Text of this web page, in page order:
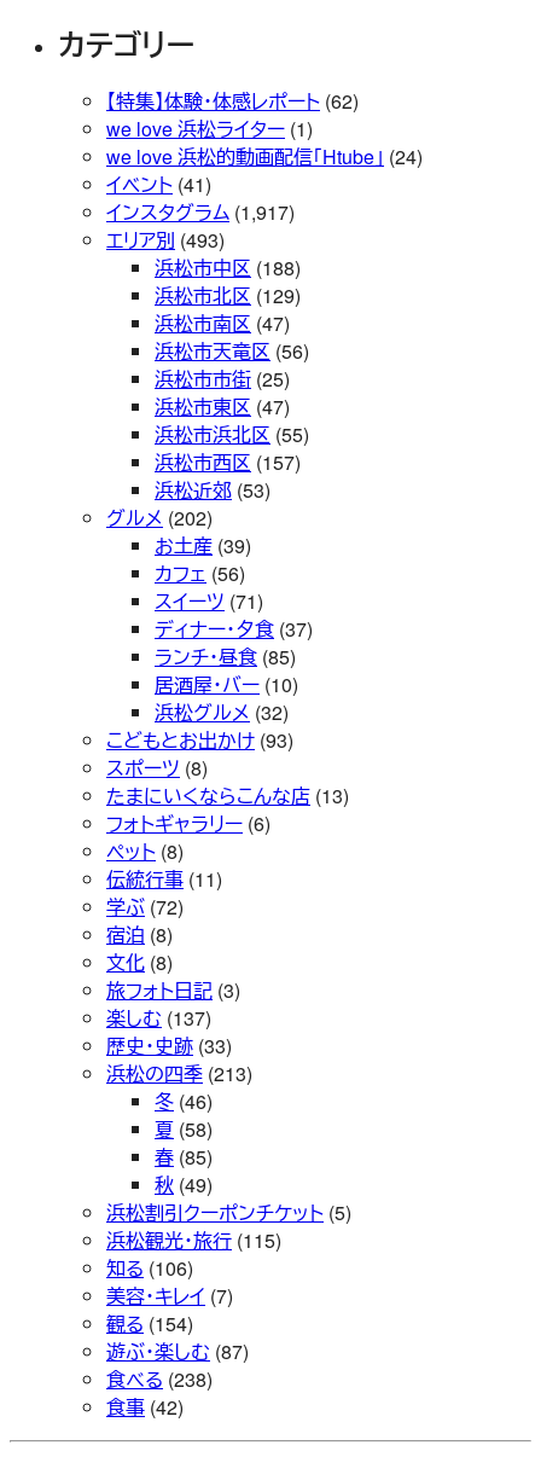
カテゴリー
【特集】体験・体感レポート (62)
we love 浜松ライター (1)
we love 浜松的動画配信「Htube」 (24)
イベント (41)
インスタグラム (1,917)
エリア別 (493)
浜松市中区 (188)
浜松市北区 (129)
浜松市南区 (47)
浜松市天竜区 (56)
浜松市市街 (25)
浜松市東区 (47)
浜松市浜北区 (55)
浜松市西区 (157)
浜松近郊 (53)
グルメ (202)
お土産 (39)
カフェ (56)
スイーツ (71)
ディナー・夕食 (37)
ランチ・昼食 (85)
居酒屋・バー (10)
浜松グルメ (32)
こどもとお出かけ (93)
スポーツ (8)
たまにいくならこんな店 (13)
フォトギャラリー (6)
ペット (8)
伝統行事 (11)
学ぶ (72)
宿泊 (8)
文化 (8)
旅フォト日記 (3)
楽しむ (137)
歴史・史跡 (33)
浜松の四季 (213)
冬 (46)
夏 (58)
春 (85)
秋 (49)
浜松割引クーポンチケット (5)
浜松観光・旅行 (115)
知る (106)
美容・キレイ (7)
観る (154)
遊ぶ・楽しむ (87)
食べる (238)
食事 (42)